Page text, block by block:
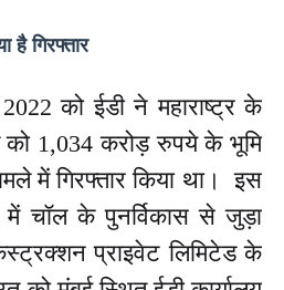
है गिरफ्तार
को ईडी ने महाराष्ट्र के
को 1,034 करोड़ रुपये के भूमि
में गिरफ्तार किया था। इस
चॉल के पुनर्विकास से जुड़ा
प्राइवेट लिमिटेड के